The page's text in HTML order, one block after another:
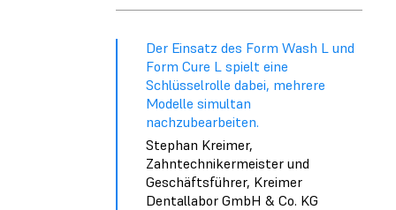
Der Einsatz des Form Wash L und
Form Cure L spielt eine
Schlüsselrolle dabei, mehrere
Modelle simultan
nachzubearbeiten.
Stephan Kreimer,
Zahntechnikermeister und
Geschäftsführer, Kreimer
Dentallabor GmbH & Co. KG